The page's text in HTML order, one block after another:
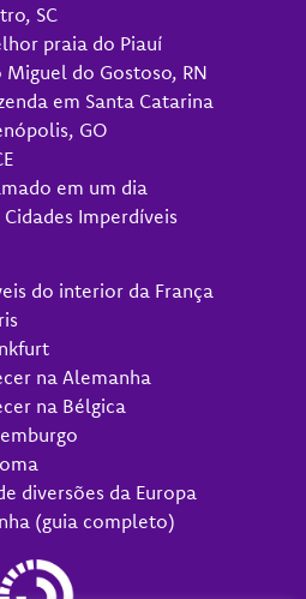
SC
praia do Piauí
Miguel do Gostoso, RN
em Santa Catarina
GO
em um dia
Imperdíveis
do interior da França
na Alemanha
na Bélgica
diversões da Europa
(guia completo)